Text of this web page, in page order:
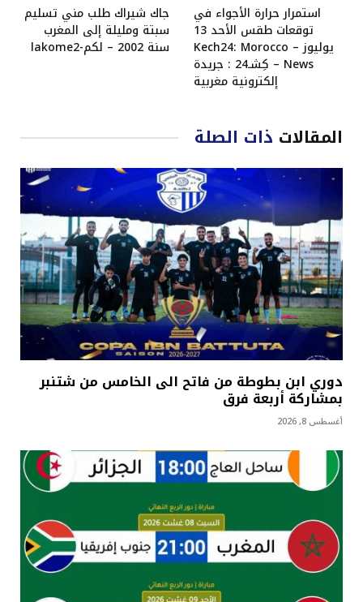
استمرار حرارة الأجواء في
توقعات طقس الأحد 13
يوليوز – Kech24: Morocco
News – كِشـ24 : جريدة
إلكترونية مغربية
جاك شيراك طلب مني تسليم
سبتة ومليلة إلى المغرب
سنة 2002 – لكم-lakome2
المقالات ذات الصلة
دوري ابن بطوطة من فاتح الى الخامس من شتنبر
بمشاركة أربعة فرق
أغسطس 8, 2026